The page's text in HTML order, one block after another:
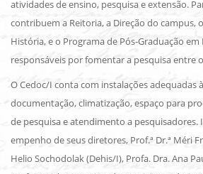
atividades de ensino, pesquisa e extensão.
contribuem a Reitoria, a Direção do campus,
História, e o Programa de Pós-Graduação
responsáveis por fomentar a pesquisa entre
O Cedoc/I conta com instalações adequadas
documentação, climatização, espaço para
de pesquisa e atendimento a pesquisadores.
empenho de seus diretores, Prof.ª Dr.ª Méri
Helio Sochodolak (Dehis/I), Profa. Dra. Ana